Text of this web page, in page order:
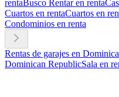
rentaBusco Rentar en renta
Cuartos en rentaCuartos en
Condominios en renta
Rentas de garajes en
Dominican RepublicSala en